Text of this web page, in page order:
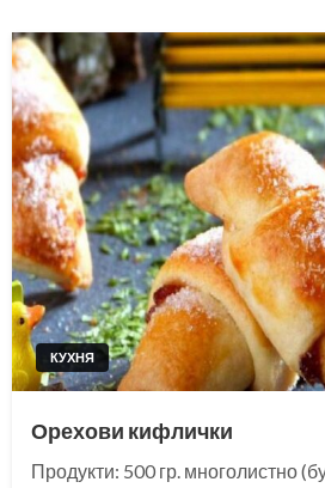
КУХНЯ
Орехови кифлички
Продукти: 500 гр. многолистно